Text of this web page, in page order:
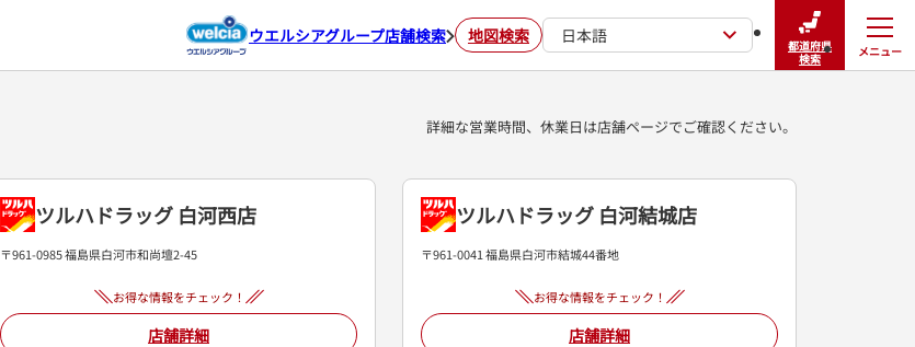
ウエルシアグループ店舗検索 地図検索 日本語
都道府県
検索
メニュー
閉じる
詳細な営業時間、休業日は店舗ページでご確認ください。
ツルハドラッグ 白河西店
〒961-0985 福島県白河市和尚壇2-45
お得な情報をチェック！
店舗詳細
ツルハドラッグ 白河結城店
〒961-0041 福島県白河市結城44番地
お得な情報をチェック！
店舗詳細